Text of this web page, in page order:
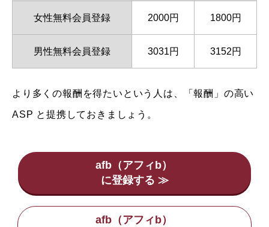
女性無料会員登録 2000円 1800円
男性無料会員登録 3031円 3152円
より多くの報酬を得たいという人は、「報酬」の高い
ASP と提携しておきましょう。
afb（アフィb）
afb（アフィb）